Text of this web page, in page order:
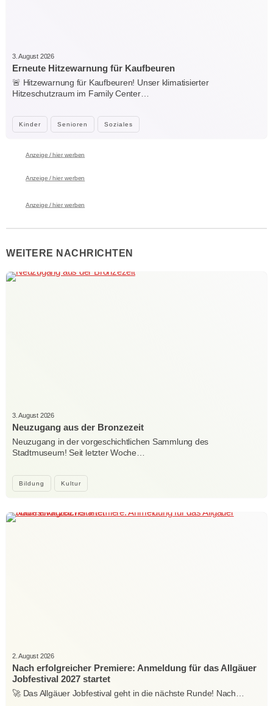
Kinder Senioren Soziales
3. August 2026
Erneute Hitzewarnung für Kaufbeuren
🚨 Hitzewarnung für Kaufbeuren! Unser klimatisierter
Hitzeschutzraum im Family Center…
Anzeige / hier werben
Anzeige / hier werben
Anzeige / hier werben
WEITERE NACHRICHTEN
Bildung Kultur
3. August 2026
Neuzugang aus der Bronzezeit
Neuzugang in der vorgeschichtlichen Sammlung des
Stadtmuseum! Seit letzter Woche…
2. August 2026
Nach erfolgreicher Premiere: Anmeldung für das Allgäuer
Jobfestival 2027 startet
🚀 Das Allgäuer Jobfestival geht in die nächste Runde! Nach…